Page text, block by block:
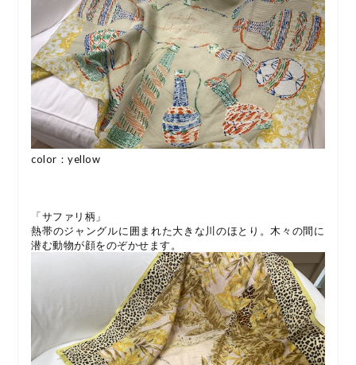
color：yellow
「サファリ柄」
熱帯のジャングルに囲まれた大きな川のほとり。木々の間に
潜む動物が顔をのぞかせます。